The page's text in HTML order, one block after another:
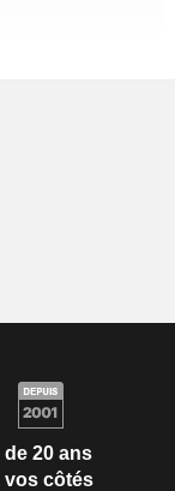
de 20 ans
vos côtés